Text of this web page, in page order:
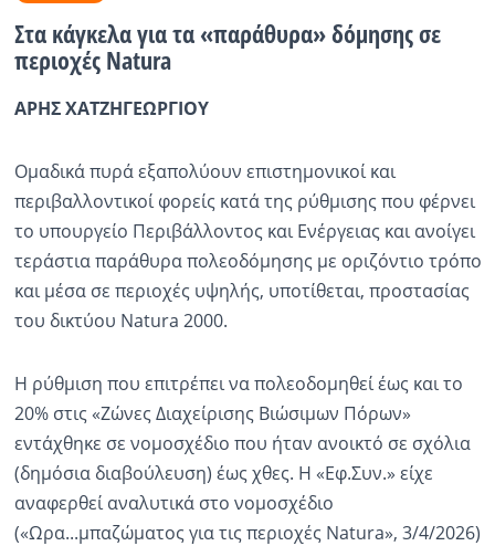
Κόσμος
Εκπομπές
Πολιτισμός
Στα κάγκελα για τα «παράθυρα» δόμησης σε
περιοχές Natura
ΑΡΗΣ ΧΑΤΖΗΓΕΩΡΓΙΟΥ
Ομαδικά πυρά εξαπολύουν επιστημονικοί και
περιβαλλοντικοί φορείς κατά της ρύθμισης που φέρνει
το υπουργείο Περιβάλλοντος και Ενέργειας και ανοίγει
τεράστια παράθυρα πολεοδόμησης με οριζόντιο τρόπο
και μέσα σε περιοχές υψηλής, υποτίθεται, προστασίας
του δικτύου Natura 2000.
Η ρύθμιση που επιτρέπει να πολεοδομηθεί έως και το
20% στις «Ζώνες Διαχείρισης Βιώσιμων Πόρων»
εντάχθηκε σε νομοσχέδιο που ήταν ανοικτό σε σχόλια
(δημόσια διαβούλευση) έως χθες. Η «Εφ.Συν.» είχε
αναφερθεί αναλυτικά στο νομοσχέδιο
(«Ωρα...μπαζώματος για τις περιοχές Natura», 3/4/2026)